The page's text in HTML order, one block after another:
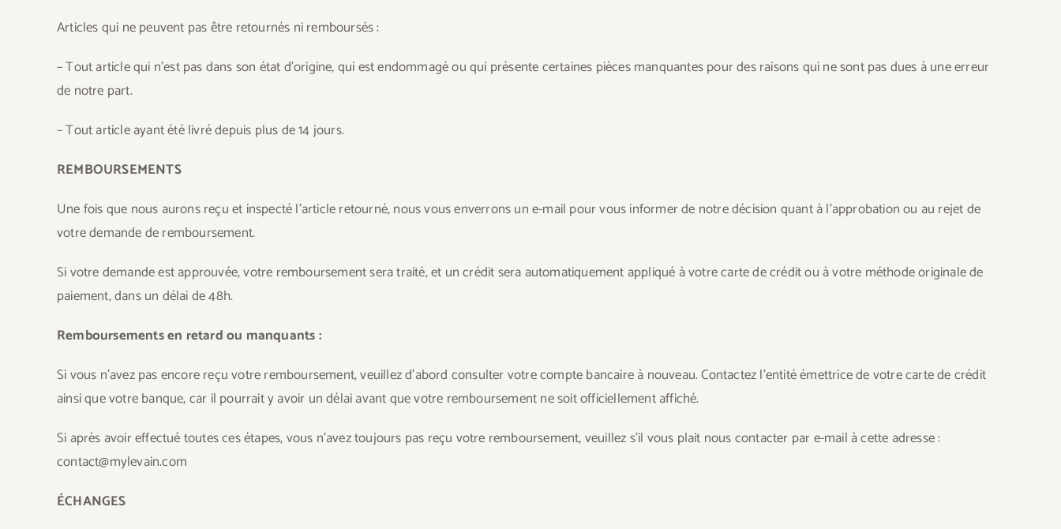
Articles qui ne peuvent pas être retournés ni remboursés :
– Tout article qui n’est pas dans son état d’origine, qui est endommagé ou qui présente certaines pièces manquantes pour des raisons qui ne sont pas dues à une erreur
de notre part.
– Tout article ayant été livré depuis plus de 14 jours.
REMBOURSEMENTS
Une fois que nous aurons reçu et inspecté l’article retourné, nous vous enverrons un e-mail pour vous informer de notre décision quant à l’approbation ou au rejet de
votre demande de remboursement.
Si votre demande est approuvée, votre remboursement sera traité, et un crédit sera automatiquement appliqué à votre carte de crédit ou à votre méthode originale de
paiement, dans un délai de 48h.
Remboursements en retard ou manquants :
Si vous n’avez pas encore reçu votre remboursement, veuillez d’abord consulter votre compte bancaire à nouveau. Contactez l’entité émettrice de votre carte de crédit
ainsi que votre banque, car il pourrait y avoir un délai avant que votre remboursement ne soit officiellement affiché.
Si après avoir effectué toutes ces étapes, vous n’avez toujours pas reçu votre remboursement, veuillez s’il vous plait nous contacter par e-mail à cette adresse :
contact@mylevain.com
ÉCHANGES